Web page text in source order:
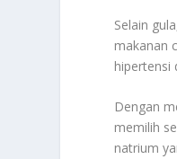
Selain
makanan
hipertensi
Dengan
memilih
natrium